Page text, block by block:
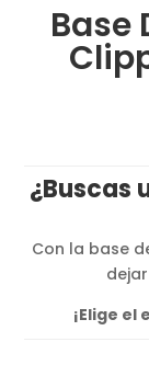
Base
¿Buscas
Con la base
¡Elige